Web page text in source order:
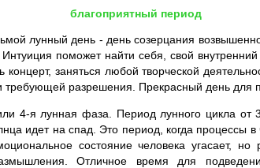
благоприятный период
лунный день - день созерцания
поможет найти себя, свой
концерт, заняться любой творческой
требующей разрешения. Прекрасный день для
4-я лунная фаза. Период лунного цикла от
идет на спад. Это период, когда процессы
состояние человека угасает,
Отличное время для